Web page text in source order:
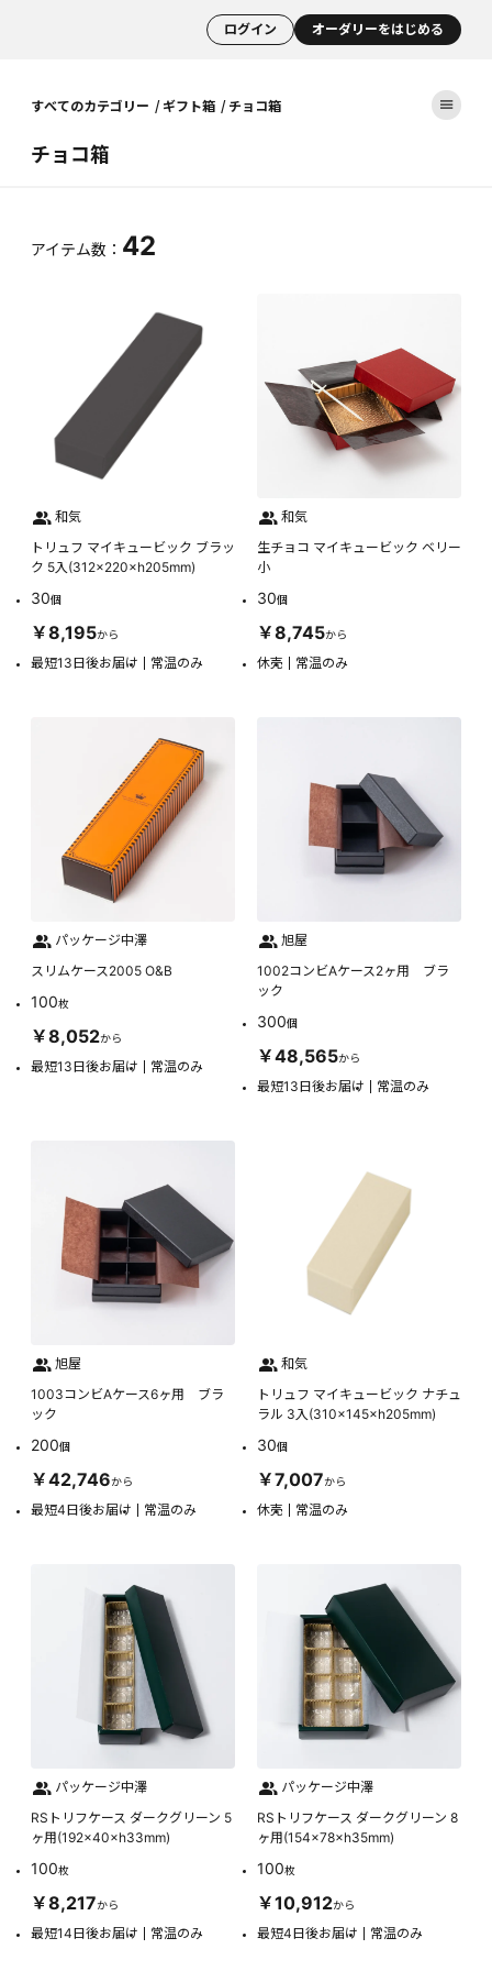
ログイン オーダリーをはじめる
すべてのカテゴリー ギフト箱 チョコ箱
チョコ箱
アイテム数： 42
和気
トリュフ マイキュービック ブラッ
ク 5入(312×220×h205mm)
30個
￥8,195から
最短13日後お届け 常温のみ
和気
生チョコ マイキュービック ベリー
小
30個
￥8,745から
休売 常温のみ
パッケージ中澤
スリムケース2005 O&B
100枚
￥8,052から
最短13日後お届け 常温のみ
旭屋
1002コンビAケース2ヶ用 ブラ
ック
300個
￥48,565から
最短13日後お届け 常温のみ
旭屋
1003コンビAケース6ヶ用 ブラ
ック
200個
￥42,746から
最短4日後お届け 常温のみ
和気
トリュフ マイキュービック ナチュ
ラル 3入(310×145×h205mm)
30個
￥7,007から
休売 常温のみ
パッケージ中澤
RSトリフケース ダークグリーン 5
ヶ用(192×40×h33mm)
100枚
￥8,217から
最短14日後お届け 常温のみ
パッケージ中澤
RSトリフケース ダークグリーン 8
ヶ用(154×78×h35mm)
100枚
￥10,912から
最短4日後お届け 常温のみ